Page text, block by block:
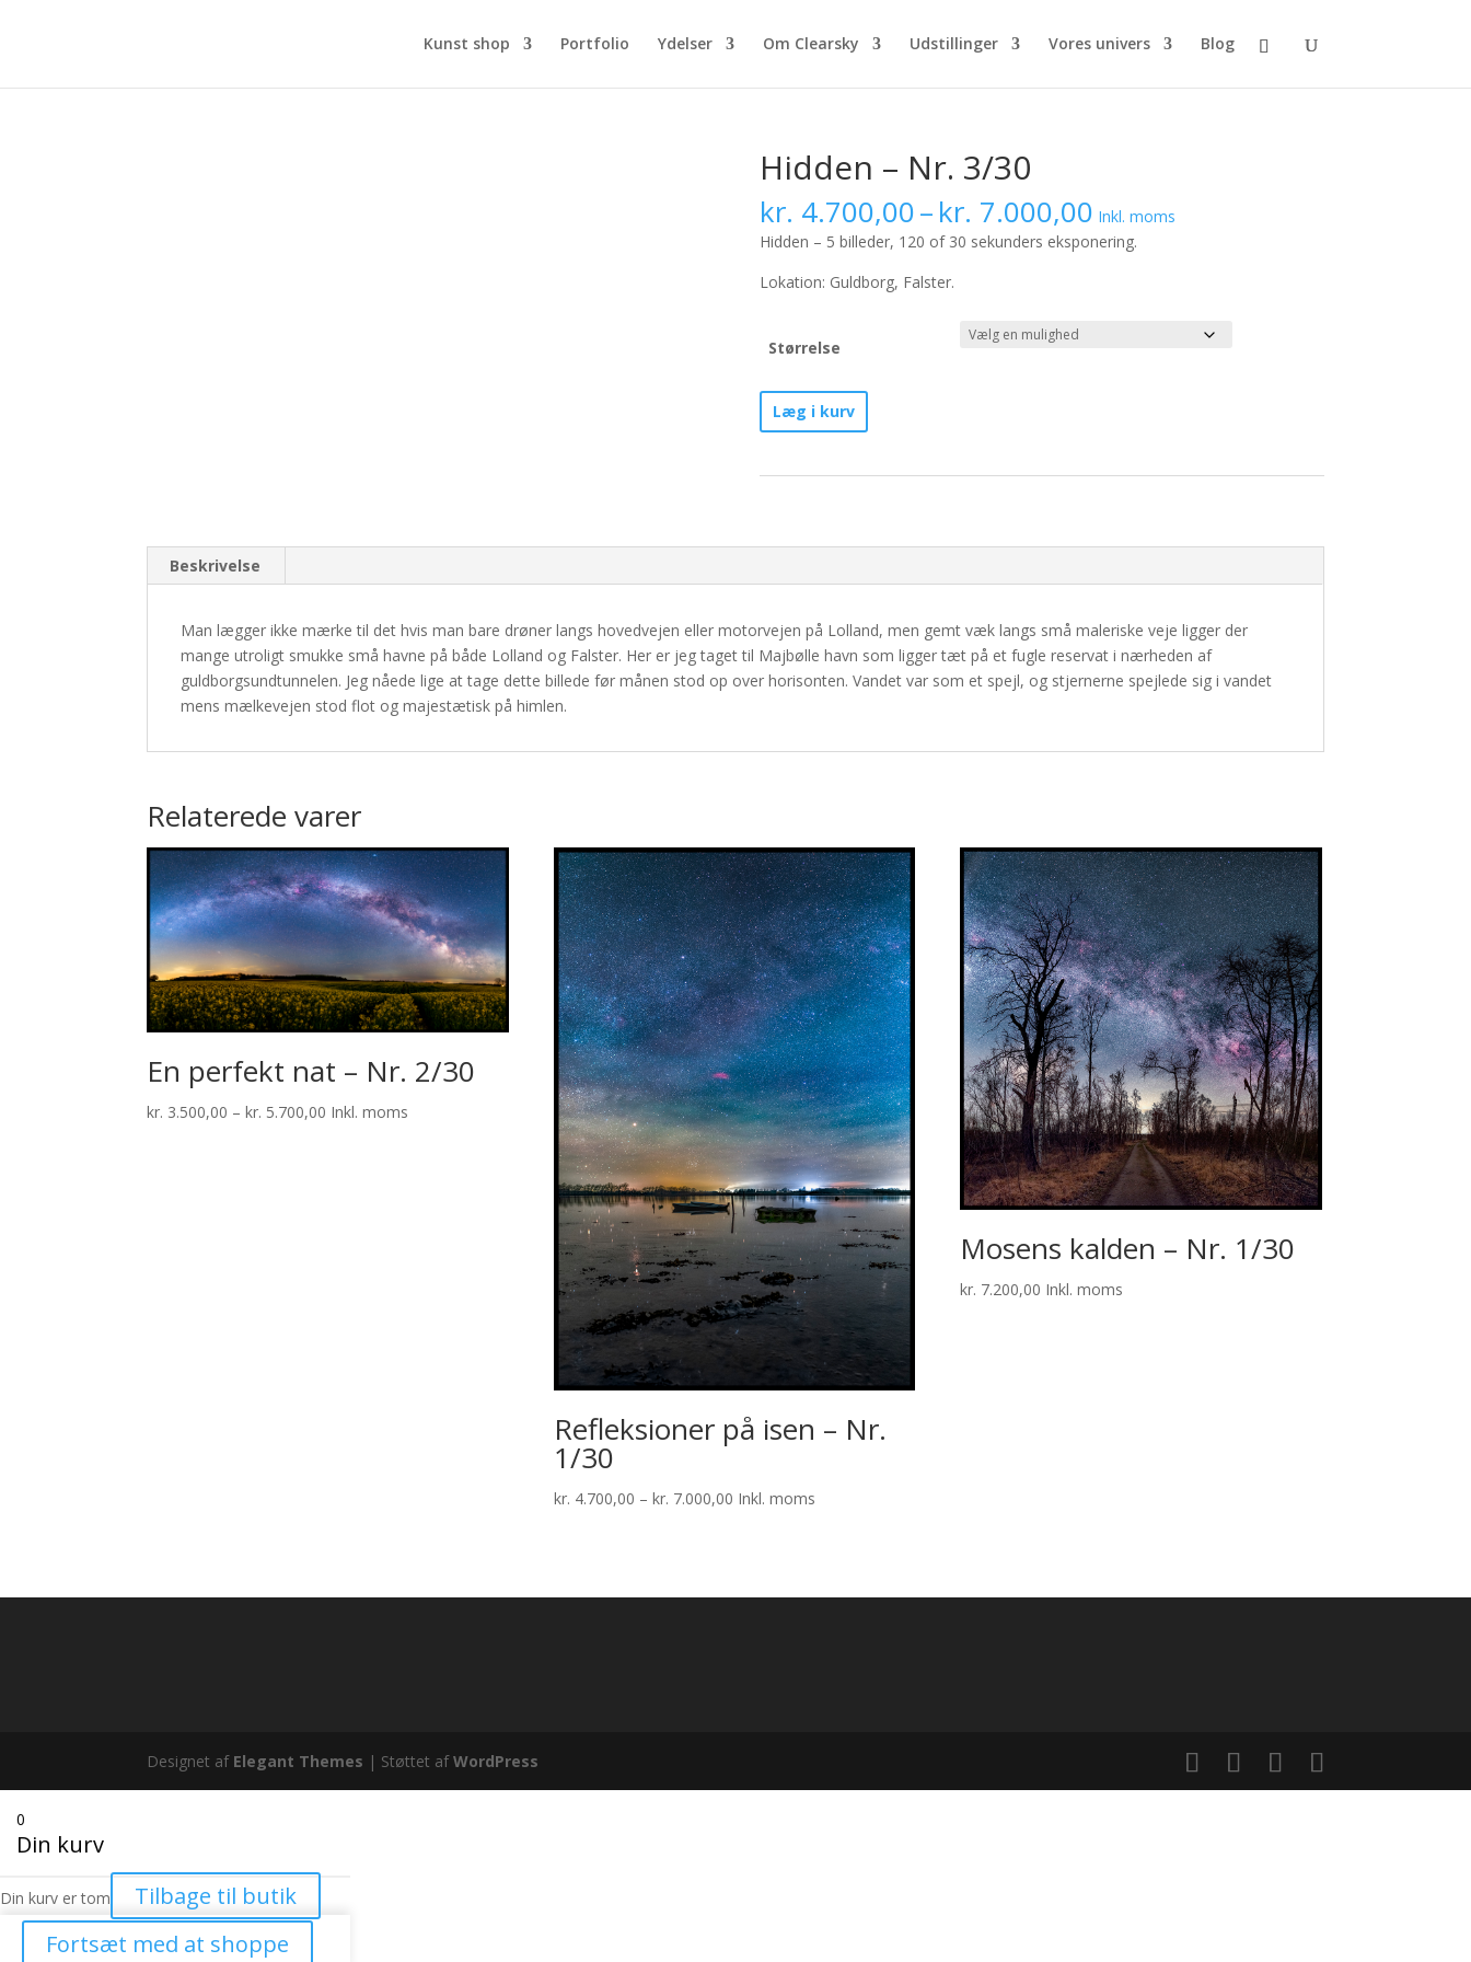
Kunst shop Portfolio Ydelser Om Clearsky Udstillinger Vores univers Blog
Hidden – Nr. 3/30
kr. 4.700,00–kr. 7.000,00Prisinterval:
kr. 4.700,00
til
Inkl. moms
Hidden – 5 billeder, 120 of 30 sekunders eksponering.
Lokation: Guldborg, Falster.
Størrelse
Hidden
-
3/30
Læg i kurv
Beskrivelse
Man lægger ikke mærke til det hvis man bare drøner langs hovedvejen eller motorvejen på Lolland, men gemt væk langs små maleriske veje ligger der
mange utroligt smukke små havne på både Lolland og Falster. Her er jeg taget til Majbølle havn som ligger tæt på et fugle reservat i nærheden af
guldborgsundtunnelen. Jeg nåede lige at tage dette billede før månen stod op over horisonten. Vandet var som et spejl, og stjernerne spejlede sig i vandet
mens mælkevejen stod flot og majestætisk på himlen.
Relaterede varer
En perfekt nat – Nr. 2/30
kr. 3.500,00 – kr. 5.700,00 Prisinterval:
Inkl. moms
Refleksioner på isen – Nr.
1/30
kr. 4.700,00 – kr. 7.000,00Prisinterval:
Inkl. moms
Mosens kalden – Nr. 1/30
kr. 7.200,00 Inkl. moms
Designet af Elegant Themes | Støttet afWordPress
0
Din kurv
Din kurv er tom
Tilbage til butik
Fortsæt med at shoppe